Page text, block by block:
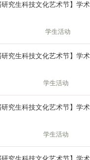
研究生科技文化艺术节】学
学生活动
研究生科技文化艺术节】学
学生活动
研究生科技文化艺术节】学
学生活动